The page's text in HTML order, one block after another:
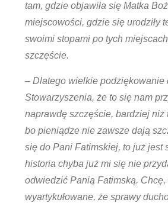
tam, gdzie objawiła się Matka
miejscowości, gdzie się urodziły
swoimi stopami po tych
szczęście.
– Dlatego wielkie podziękowanie
Stowarzyszenia, że to się nam
naprawdę szczęście, bardziej niż
bo pieniądze nie zawsze dają
się do Pani Fatimskiej, to już jest
historia chyba już mi się nie
odwiedzić Panią Fatimską. Chcę,
wyartykułowane, że sprawy